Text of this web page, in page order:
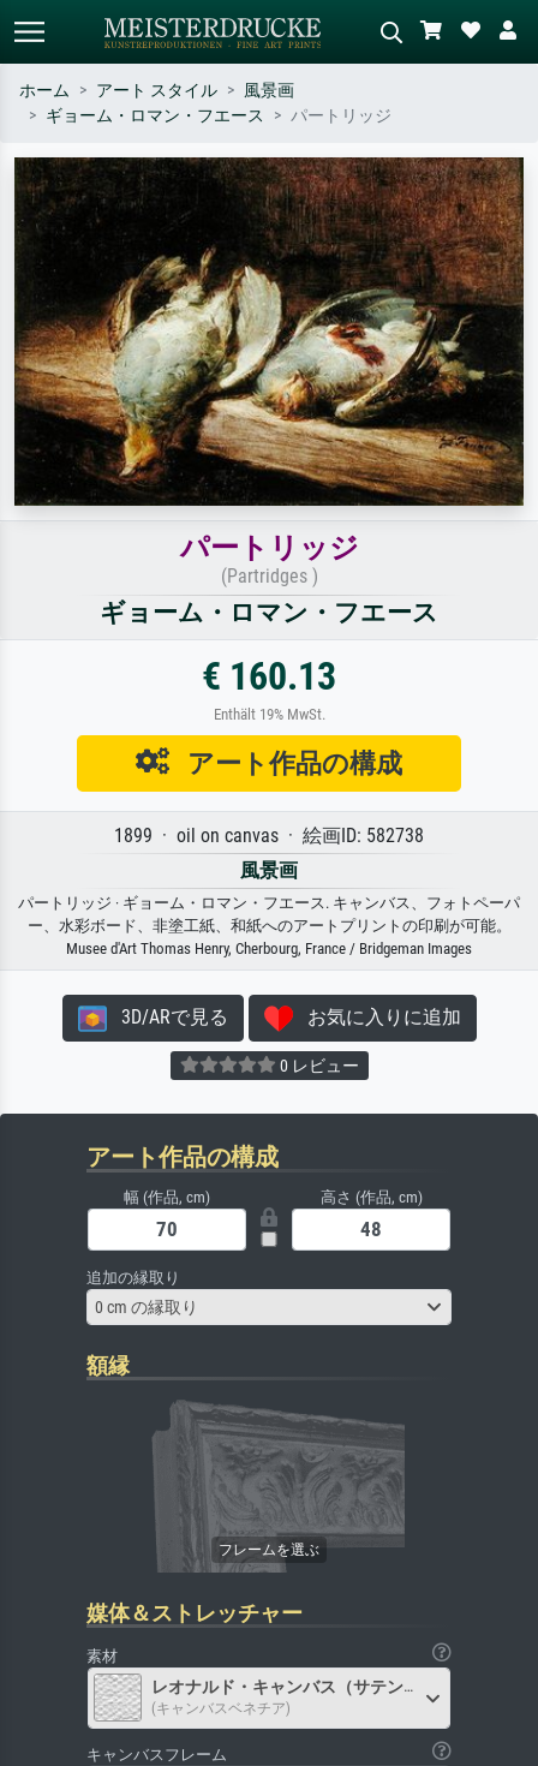
作家名・作品名・スタイルで検索
– 例：モネ、星月夜、印象派、北
斎の波、ヌード。
シーンを説明してください – 例：
緑の草原、赤の多い抽象画、暗い
油絵、木のそばの立ち姿のヌー
ド。
ホーム アート スタイル
風景画
ギョーム・ロマン・フエース
パートリッジ
パートリッジ
(Partridges )
ギョーム・ロマン・フエース
€ 160.13
Enthält 19% MwSt.
アート作品の構成
1899 · oil on canvas · 絵画ID: 582738
風景画
パートリッジ · ギョーム・ロマン・フエース. キャンバス、フォトペーパ
ー、水彩ボード、非塗工紙、和紙へのアートプリントの印刷が可能。
Musee d'Art Thomas Henry, Cherbourg, France / Bridgeman Images
3D/ARで見る お気に入りに追加
0 レビュー
アート作品の構成
幅 (作品, cm) 高さ (作品, cm)
追加の縁取り
0 cm の縁取り
額縁
媒体＆ストレッチャー
素材
レオナルド・キャンバス（サテン）
(キャンバスベネチア)
キャンバスフレーム